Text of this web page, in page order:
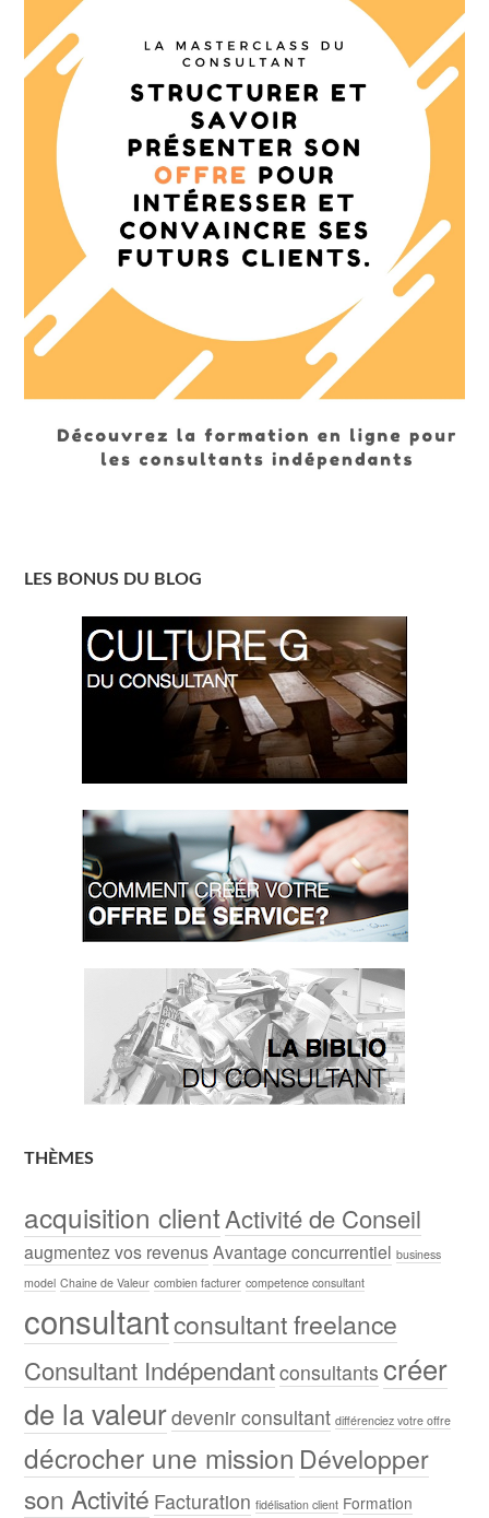
LES BONUS DU BLOG
THÈMES
acquisition clientActivité de Conseil
augmentez vos revenusAvantage concurrentiel business
model Chaine de Valeur combien facturer competence consultant
consultantconsultant freelance
Consultant Indépendantconsultants créer
de la valeurdevenir consultant différenciez votre offre
décrocher une mission Développer
son Activité Facturation fidélisation client Formation